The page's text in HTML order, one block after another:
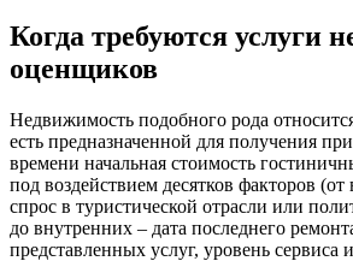
Когда требуются услуги
оценщиков
Недвижимость подобного рода
есть предназначенной для получения
времени начальная стоимость
под воздействием десятков факторов
спрос в туристической отрасли или
до внутренних – дата последнего
представленных услуг, уровень сервиса
Белогорск
Белорецк
Белоярский
Бердск
Березники
Бийск
Биробиджан